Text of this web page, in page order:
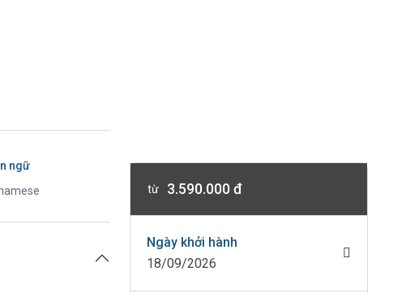
ngữ
từ 3.590.000 đ
Ngày khởi hành
18/09/2026